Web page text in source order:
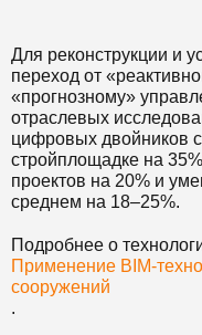
Для реконструкции и
переход от
«прогнозному»
отраслевых
цифровых двойников
стройплощадке на
проектов на 20% и
среднем на 18–25%.
Подробнее о
Применение BIM-
сооружений
.